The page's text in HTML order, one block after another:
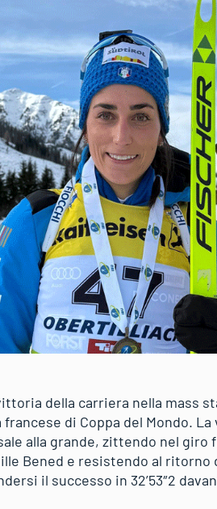
della carriera nella mass
di Coppa del Mondo.
alla grande, zittendo nel giro
Bened e resistendo al ritorno
il successo in 32’53″2